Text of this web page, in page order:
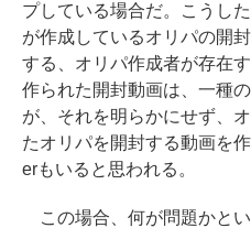
プしている場合だ。こうし
が作成しているオリパの開
する、オリパ作成者が存在
作られた開封動画は、一種
が、それを明らかにせず、
たオリパを開封する動画を
erもいると思われる。
この場合、何が問題かと